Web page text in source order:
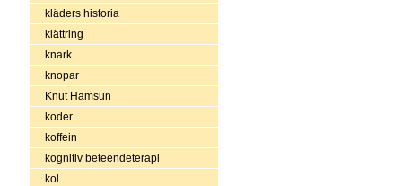
kläders historia
klättring
knark
knopar
Knut Hamsun
koder
koffein
kognitiv beteendeterapi
kol